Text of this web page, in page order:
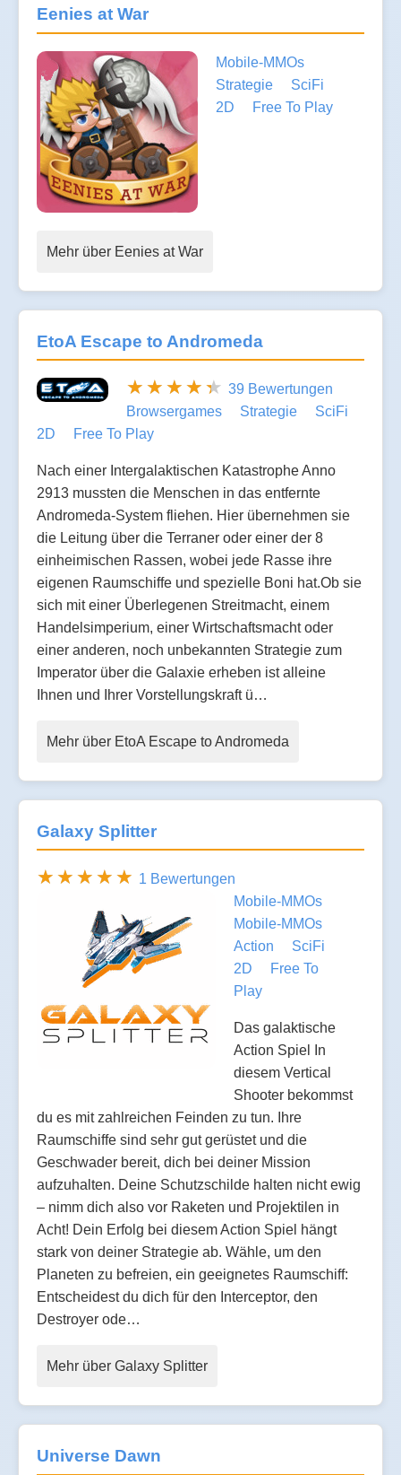
Eenies at War
Mobile-MMOs
Strategie
SciFi
2D
Free To Play
Mehr über Eenies at War
EtoA Escape to Andromeda
39 Bewertungen
Browsergames
Strategie
SciFi
2D
Free To Play
Nach einer Intergalaktischen Katastrophe Anno
2913 mussten die Menschen in das entfernte
Andromeda-System fliehen. Hier übernehmen sie
die Leitung über die Terraner oder einer der 8
einheimischen Rassen, wobei jede Rasse ihre
eigenen Raumschiffe und spezielle Boni hat.Ob sie
sich mit einer Überlegenen Streitmacht, einem
Handelsimperium, einer Wirtschaftsmacht oder
einer anderen, noch unbekannten Strategie zum
Imperator über die Galaxie erheben ist alleine
Ihnen und Ihrer Vorstellungskraft ü…
Mehr über EtoA Escape to Andromeda
Galaxy Splitter
1 Bewertungen
Mobile-MMOs
Mobile-MMOs
Action
SciFi
2D
Free To
Play
Das galaktische
Action Spiel In
diesem Vertical
Shooter bekommst
du es mit zahlreichen Feinden zu tun. Ihre
Raumschiffe sind sehr gut gerüstet und die
Geschwader bereit, dich bei deiner Mission
aufzuhalten. Deine Schutzschilde halten nicht ewig
– nimm dich also vor Raketen und Projektilen in
Acht! Dein Erfolg bei diesem Action Spiel hängt
stark von deiner Strategie ab. Wähle, um den
Planeten zu befreien, ein geeignetes Raumschiff:
Entscheidest du dich für den Interceptor, den
Destroyer ode…
Mehr über Galaxy Splitter
Universe Dawn